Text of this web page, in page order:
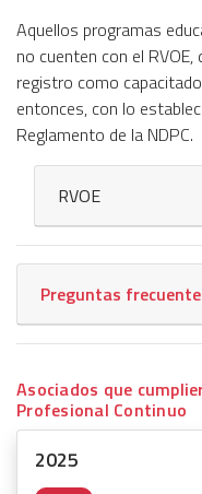
Aquellos programas
no cuenten con el
registro como
entonces, con lo
Reglamento de la NDPC.
RVOE
Preguntas
Asociados que
Profesional Continuo
2025